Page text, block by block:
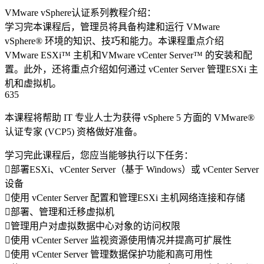
VMware vSphere认证系列教程介绍：
学习完本课程后，管理员将具备构建和运行 VMware
vSphere® 环境的知识、技巧和能力。本课程重点介绍
VMware ESXi™ 主机和VMware vCenter Server™ 的安装和配
置。此外，还将重点介绍如何通过 vCenter Server 管理ESXi 主
机和虚拟机。
635
本课程将帮助 IT 专业人士为获得 vSphere 5 方面的 VMware®
认证专家 (VCP5) 资格做好准备。
学习完此课程后，您应当能够执行以下任务：
部署ESXi、vCenter Server（基于 Windows）或 vCenter Server
设备
使用 vCenter Server 配置和管理ESXi 主机网络连接和存储
部署、管理和迁移虚拟机
管理用户对虚拟数据中心对象的访问权限
使用 vCenter Server 监视资源使用情况并提高可扩展性
使用 vCenter Server 管理数据保护功能和高可用性